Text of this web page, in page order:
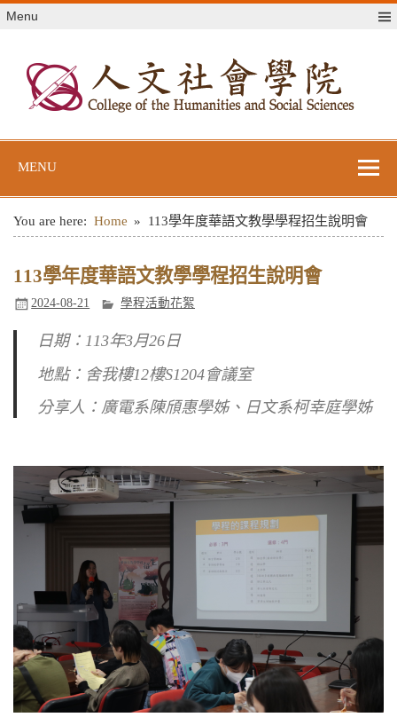
Skip
toMenu
MENU
You are here: Home 113學年度華語文教學學程招生說明會
113學年度華語文教學學程招生說明會
2024-08-21 學程活動花絮
日期：113年3月26日
地點：舍我樓12樓S1204會議室
分享人：廣電系陳頎惠學姊、日文系柯幸庭學姊